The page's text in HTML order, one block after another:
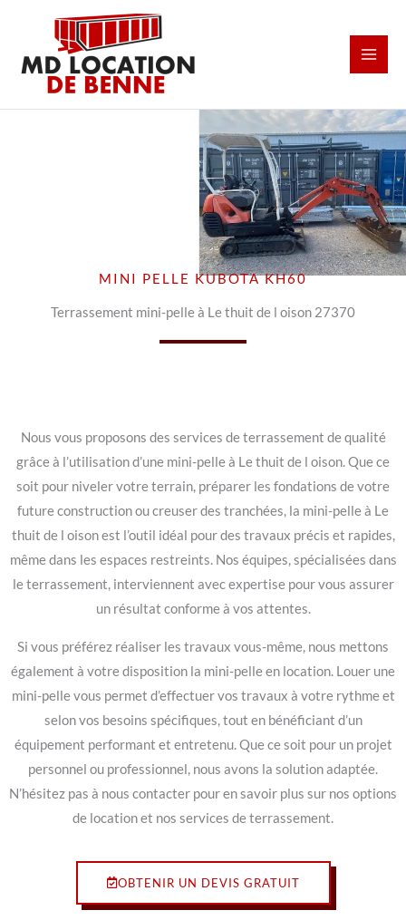
contenu
MINI PELLE KUBOTA KH60
Terrassement mini-pelle à Le thuit de l oison 27370
Nous vous proposons des services de terrassement de qualité
grâce à l’utilisation d’une mini-pelle à Le thuit de l oison. Que ce
soit pour niveler votre terrain, préparer les fondations de votre
future construction ou creuser des tranchées, la mini-pelle à Le
thuit de l oison est l’outil idéal pour des travaux précis et rapides,
même dans les espaces restreints. Nos équipes, spécialisées dans
le terrassement, interviennent avec expertise pour vous assurer
un résultat conforme à vos attentes.
Si vous préférez réaliser les travaux vous-même, nous mettons
également à votre disposition la mini-pelle en location. Louer une
mini-pelle vous permet d’effectuer vos travaux à votre rythme et
selon vos besoins spécifiques, tout en bénéficiant d’un
équipement performant et entretenu. Que ce soit pour un projet
personnel ou professionnel, nous avons la solution adaptée.
N’hésitez pas à nous contacter pour en savoir plus sur nos options
de location et nos services de terrassement.
OBTENIR UN DEVIS GRATUIT